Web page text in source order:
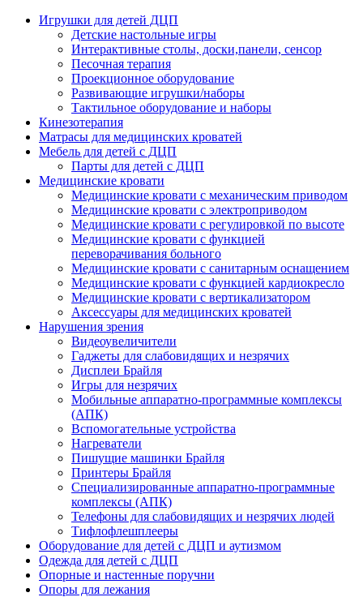
Игрушки для детей ДЦП
Детские настольные игры
Интерактивные столы, доски,панели, сенсор
Песочная терапия
Проекционное оборудование
Развивающие игрушки/наборы
Тактильное оборудование и наборы
Кинезотерапия
Матрасы для медицинских кроватей
Мебель для детей с ДЦП
Парты для детей с ДЦП
Медицинские кровати
Медицинские кровати с механическим приводом
Медицинские кровати с электроприводом
Медицинские кровати с регулировкой по высоте
Медицинские кровати с функцией
переворачивания больного
Медицинские кровати с санитарным оснащением
Медицинские кровати с функцией кардиокресло
Медицинские кровати с вертикализатором
Аксессуары для медицинских кроватей
Нарушения зрения
Видеоувеличители
Гаджеты для слабовидящих и незрячих
Дисплеи Брайля
Игры для незрячих
Мобильные аппаратно-программные комплексы
(АПК)
Вспомогательные устройства
Нагреватели
Пишущие машинки Брайля
Принтеры Брайля
Специализированные аппаратно-программные
комплексы (АПК)
Телефоны для слабовидящих и незрячих людей
Тифлофлешплееры
Оборудование для детей с ДЦП и аутизмом
Одежда для детей с ДЦП
Опорные и настенные поручни
Опоры для лежания